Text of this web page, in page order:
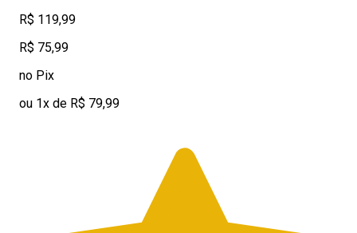
R$ 119,99
R$ 75,99
no Pix
ou 1x de R$ 79,99